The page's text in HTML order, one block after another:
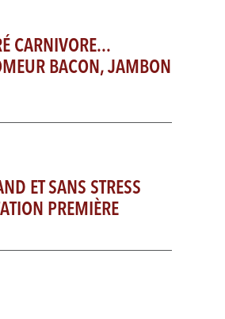
CARNIVORE...
BACON, JAMBON
ET SANS STRESS
PREMIÈRE